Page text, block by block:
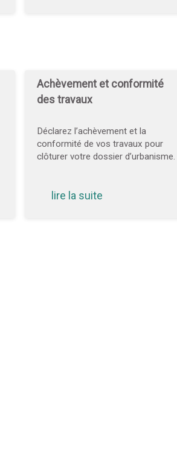
Achèvement et conformité
des travaux
Déclarez l’achèvement et la
conformité de vos travaux pour
clôturer votre dossier d’urbanisme.
lire la suite